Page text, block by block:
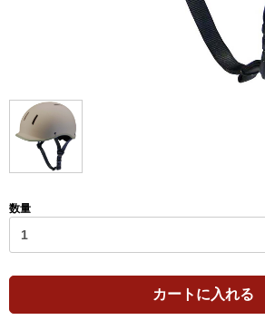
数量
カートに入れる